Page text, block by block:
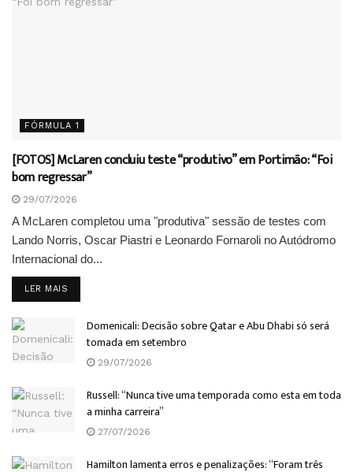
FÓRMULA 1
[FOTOS] McLaren concluiu teste “produtivo” em Portimão: “Foi
bom regressar”
29/07/2026
A McLaren completou uma "produtiva" sessão de testes com
Lando Norris, Oscar Piastri e Leonardo Fornaroli no Autódromo
Internacional do...
LER MAIS
Domenicali: Decisão sobre Qatar e Abu Dhabi só será
tomada em setembro
29/07/2026
Russell: “Nunca tive uma temporada como esta em toda
a minha carreira”
27/07/2026
Hamilton lamenta erros e penalizações: “Foram três